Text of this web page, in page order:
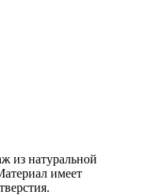
из натуральной
имеет